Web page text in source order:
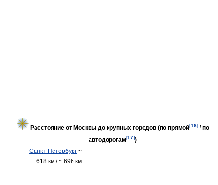
Расстояние от Москвы до крупных городов (по прямой[16]/ по
автодорогам[17])
Санкт-Петербург ~
618 км / ~ 696 км